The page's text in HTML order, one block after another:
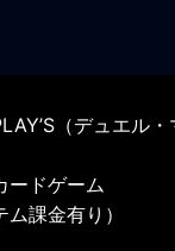
（デュエル・
ードゲーム
課金有り）